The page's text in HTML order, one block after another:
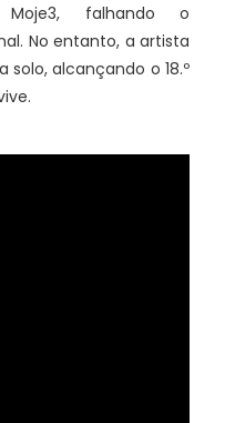
falhando o
No entanto, a artista
solo, alcançando o 18.º